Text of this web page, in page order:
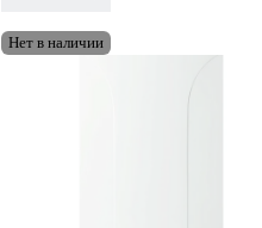
Нет в наличии